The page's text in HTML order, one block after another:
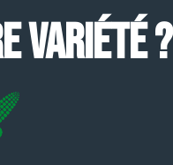
VARIÉTÉ ?